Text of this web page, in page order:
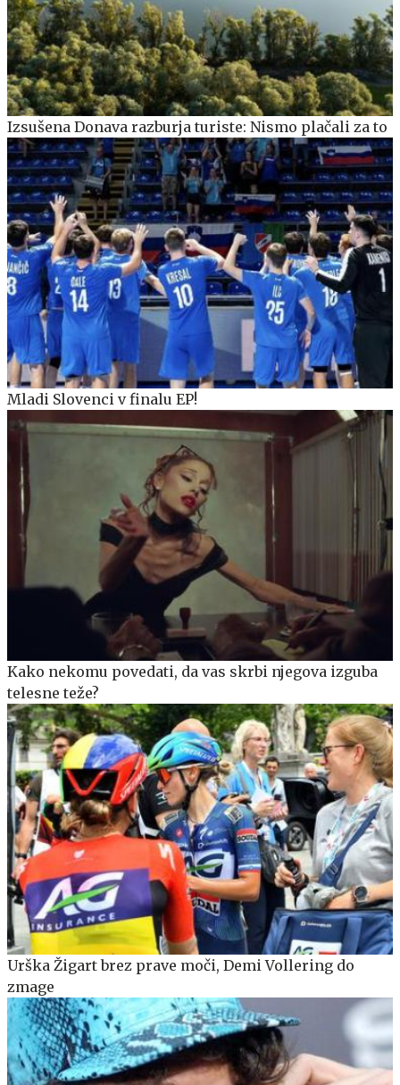
Izsušena Donava razburja turiste: Nismo plačali za to
Mladi Slovenci v finalu EP!
Kako nekomu povedati, da vas skrbi njegova izguba
telesne teže?
Urška Žigart brez prave moči, Demi Vollering do
zmage